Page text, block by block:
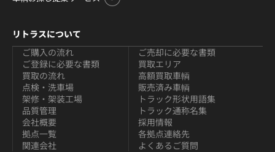
リトラスについて
ご購入の流れ
ご登録に必要な書類
買取の流れ
ご売却に必要な書類
買取エリア
高額買取車輌
点検・洗車場
架修・架装工場
品質管理
販売済み車輌
トラック形状用語集
トラック通称名集
会社概要
拠点一覧
関連会社
採用情報
各拠点連絡先
よくあるご質問